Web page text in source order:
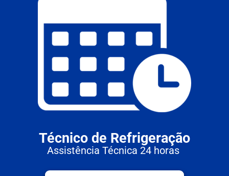
Técnico de Refrigeração
Assistência Técnica 24 horas